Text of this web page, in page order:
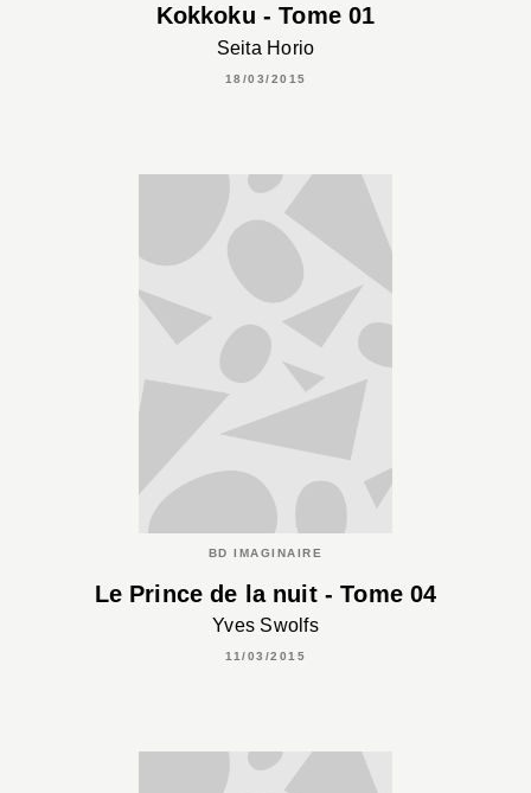
Kokkoku - Tome 01
Seita Horio
18/03/2015
BD IMAGINAIRE
Le Prince de la nuit - Tome 04
Yves Swolfs
11/03/2015